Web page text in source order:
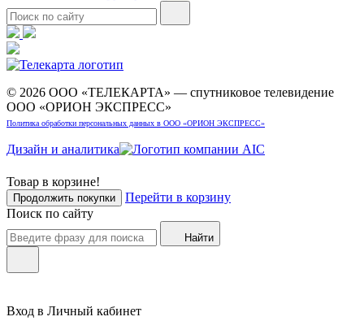
© 2026 ООО «ТЕЛЕКАРТА» — спутниковое телевидение
ООО «ОРИОН ЭКСПРЕСС»
Политика обработки персональных данных в ООО «ОРИОН ЭКСПРЕСС»
Дизайн и аналитика
Товар в корзине!
Продолжить покупки
Перейти в корзину
Поиск по сайту
Найти
Вход в Личный кабинет